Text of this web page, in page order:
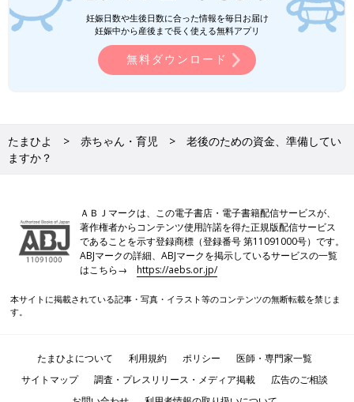
妊娠日数や生後日数に合った情報を毎日お届け
妊娠中から産後まで長く使える無料アプリ
無料ダウンロード
たまひよ 赤ちゃん・育児
老後のための資金、準備してい
ますか？
ＡＢＪマークは、この電子書店・電子書籍配信サービスが、
著作権者からコンテンツ使用許諾を得た正規版配信サービス
であることを示す登録商標（登録番号 第11091000号）です。
ABJマークの詳細、ABJマークを掲示しているサービスの一覧
はこちら→https://aebs.or.jp/
本サイトに掲載されている記事・写真・イラスト等のコンテンツの無断転載を禁じま
す。
たまひよについて 利用規約 ポリシー
医師・専門家一覧
サイトマップ
調査・プレスリリース・メディア掲載
広告のご相談